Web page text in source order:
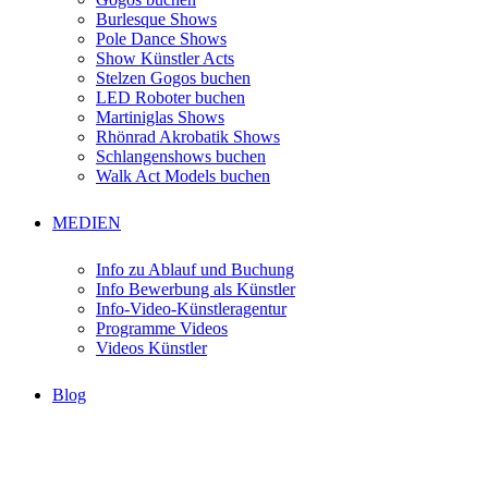
Burlesque Shows
Pole Dance Shows
Show Künstler Acts
Stelzen Gogos buchen
LED Roboter buchen
Martiniglas Shows
Rhönrad Akrobatik Shows
Schlangenshows buchen
Walk Act Models buchen
MEDIEN
Info zu Ablauf und Buchung
Info Bewerbung als Künstler
Info-Video-Künstleragentur
Programme Videos
Videos Künstler
Blog